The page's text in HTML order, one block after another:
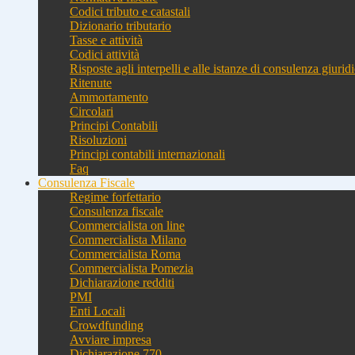
Codici tributo e catastali
Dizionario tributario
Tasse e attività
Codici attività
Risposte agli interpelli e alle istanze di consulenza
Ritenute
Ammortamento
Circolari
Principi Contabili
Risoluzioni
Principi contabili internazionali
Faq
Consulenza Fiscale
Regime forfettario
Consulenza fiscale
Commercialista on line
Commercialista Milano
Commercialista Roma
Commercialista Pomezia
Dichiarazione redditi
PMI
Enti Locali
Crowdfunding
Avviare impresa